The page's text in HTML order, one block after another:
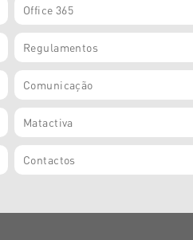
Office 365
Regulamentos
Comunicação
Matactiva
Contactos